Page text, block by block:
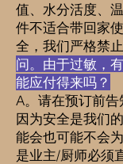
值、水分活度、
件不适合带回家
全，我们严格禁止
问。由于过敏，
能应付得来吗？
A。请在预订前告
因为安全是我们
能会也可能不会
是业主/厨师必须